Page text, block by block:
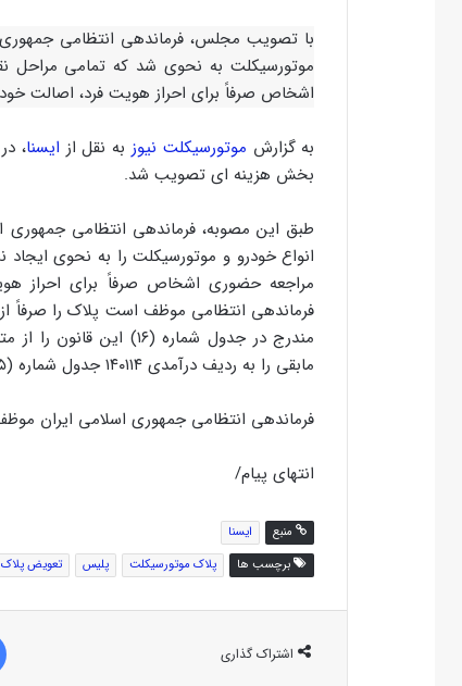
با تصویب مجلس، فرماندهی انتظامی جمهوری
موتورسیکلت به نحوی شد که تمامی مراحل
اشخاص صرفاً برای احراز هویت فرد، اصالت
به گزارش موتورسیکلت نیوز به نقل از ایسنا
بخش هزینه ای تصویب شد.
انواع خودرو و موتورسیکلت را به نحوی
مراجعه حضوری اشخاص صرفاً برای احراز
فرماندهی انتظامی موظف است پلاک را
مندرج در جدول شماره
مابقی را به ردیف درآمدی ۱۴۰۱۱۴ جدول شماره (۵) این قانون نزد خزانه‌داری کل کشور واریز نماید.
فرماندهی انتظامی جمهوری اسلامی ایران
انتهای پیام/
منبع
ایسنا
برچسب ها
پلاک موتورسیکلت پلیس تعویض پلاک
اشتراک گذاری